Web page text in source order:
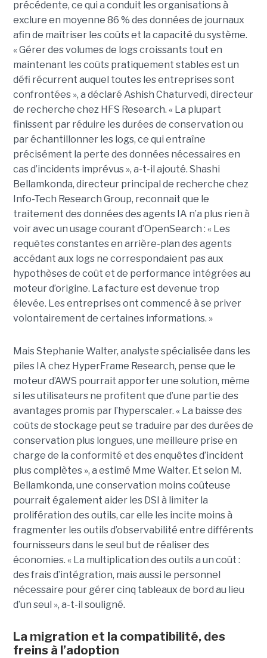
précédente, ce qui a conduit les organisations à
exclure en moyenne 86 % des données de journaux
afin de maîtriser les coûts et la capacité du système.
« Gérer des volumes de logs croissants tout en
maintenant les coûts pratiquement stables est un
défi récurrent auquel toutes les entreprises sont
confrontées », a déclaré Ashish Chaturvedi, directeur
de recherche chez HFS Research. « La plupart
finissent par réduire les durées de conservation ou
par échantillonner les logs, ce qui entraîne
précisément la perte des données nécessaires en
cas d’incidents imprévus », a-t-il ajouté. Shashi
Bellamkonda, directeur principal de recherche chez
Info-Tech Research Group, reconnait que le
traitement des données des agents IA n’a plus rien à
voir avec un usage courant d’OpenSearch : « Les
requêtes constantes en arrière-plan des agents
accédant aux logs ne correspondaient pas aux
hypothèses de coût et de performance intégrées au
moteur d’origine. La facture est devenue trop
élevée. Les entreprises ont commencé à se priver
volontairement de certaines informations. »
Mais Stephanie Walter, analyste spécialisée dans les
piles IA chez HyperFrame Research, pense que le
moteur d’AWS pourrait apporter une solution, même
si les utilisateurs ne profitent que d’une partie des
avantages promis par l’hyperscaler. « La baisse des
coûts de stockage peut se traduire par des durées de
conservation plus longues, une meilleure prise en
charge de la conformité et des enquêtes d’incident
plus complètes », a estimé Mme Walter. Et selon M.
Bellamkonda, une conservation moins coûteuse
pourrait également aider les DSI à limiter la
prolifération des outils, car elle les incite moins à
fragmenter les outils d’observabilité entre différents
fournisseurs dans le seul but de réaliser des
économies. « La multiplication des outils a un coût :
des frais d’intégration, mais aussi le personnel
nécessaire pour gérer cinq tableaux de bord au lieu
d’un seul », a-t-il souligné.
La migration et la compatibilité, des
freins à l’adoption